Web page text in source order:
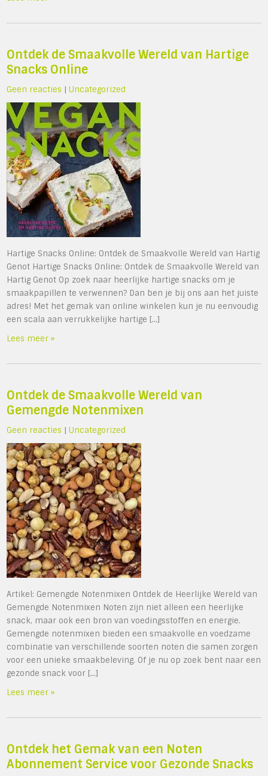
Ontdek de Smaakvolle Wereld van Hartige
Snacks Online
Geen reacties |Uncategorized
Hartige Snacks Online: Ontdek de Smaakvolle Wereld van Hartig
Genot Hartige Snacks Online: Ontdek de Smaakvolle Wereld van
Hartig Genot Op zoek naar heerlijke hartige snacks om je
smaakpapillen te verwennen? Dan ben je bij ons aan het juiste
adres! Met het gemak van online winkelen kun je nu eenvoudig
een scala aan verrukkelijke hartige […]
Lees meer »
Ontdek de Smaakvolle Wereld van
Gemengde Notenmixen
Geen reacties |Uncategorized
Artikel: Gemengde Notenmixen Ontdek de Heerlijke Wereld van
Gemengde Notenmixen Noten zijn niet alleen een heerlijke
snack, maar ook een bron van voedingsstoffen en energie.
Gemengde notenmixen bieden een smaakvolle en voedzame
combinatie van verschillende soorten noten die samen zorgen
voor een unieke smaakbeleving. Of je nu op zoek bent naar een
gezonde snack voor […]
Lees meer »
Ontdek het Gemak van een Noten
Abonnement Service voor Gezonde Snacks